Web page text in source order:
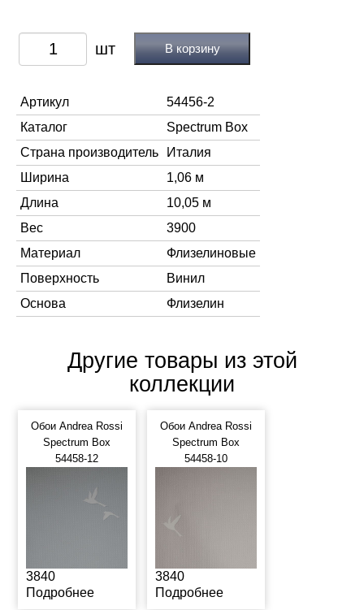
В корзину
Артикул
54456-2
Каталог
Spectrum Box
Страна производитель
Италия
Ширина
1,06 м
Длина
10,05 м
Вес
3900
Материал
Флизелиновые
Поверхность
Винил
Основа
Флизелин
Другие товары из этой
коллекции
Обои Andrea Rossi
Spectrum Box
54458-12
3840
Подробнее
Обои Andrea Rossi
Spectrum Box
54458-10
3840
Подробнее